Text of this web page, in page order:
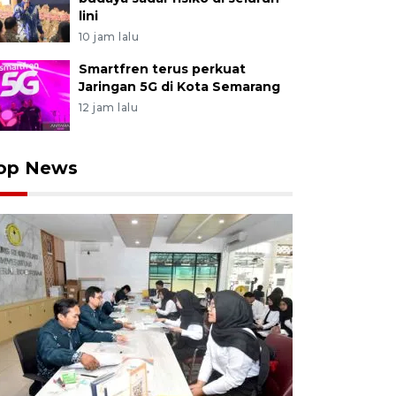
lini
10 jam lalu
Smartfren terus perkuat
Jaringan 5G di Kota Semarang
12 jam lalu
News